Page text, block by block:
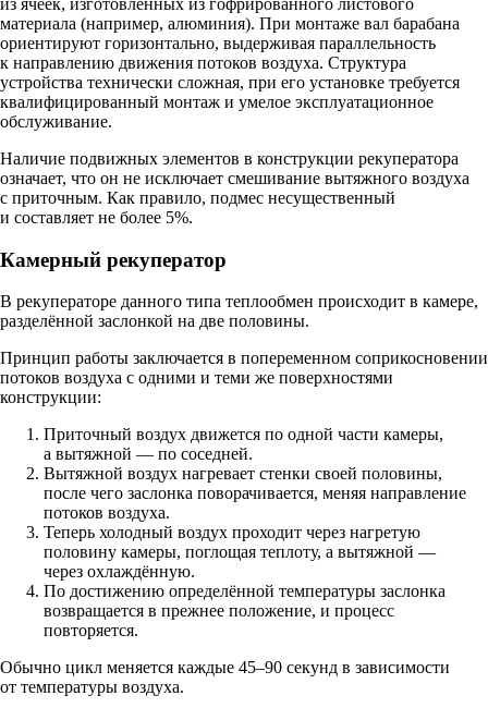
из ячеек, изготовленных из гофрированного листового
материала (например, алюминия). При монтаже вал барабана
ориентируют горизонтально, выдерживая параллельность
к направлению движения потоков воздуха. Структура
устройства технически сложная, при его установке требуется
квалифицированный монтаж и умелое эксплуатационное
обслуживание.
Наличие подвижных элементов в конструкции рекуператора
означает, что он не исключает смешивание вытяжного воздуха
с приточным. Как правило, подмес несущественный
и составляет не более 5%.
Камерный рекуператор
В рекуператоре данного типа теплообмен происходит в камере,
разделённой заслонкой на две половины.
Принцип работы заключается в попеременном соприкосновении
потоков воздуха с одними и теми же поверхностями
конструкции:
Приточный воздух движется по одной части камеры,
а вытяжной — по соседней.
Вытяжной воздух нагревает стенки своей половины,
после чего заслонка поворачивается, меняя направление
потоков воздуха.
Теперь холодный воздух проходит через нагретую
половину камеры, поглощая теплоту, а вытяжной —
через охлаждённую.
По достижению определённой температуры заслонка
возвращается в прежнее положение, и процесс
повторяется.
Обычно цикл меняется каждые 45–90 секунд в зависимости
от температуры воздуха.